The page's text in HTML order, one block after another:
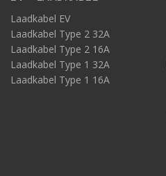
Laadkabel EV
Laadkabel Type 2 32A
Laadkabel Type 2 16A
Laadkabel Type 1 32A
Laadkabel Type 1 16A